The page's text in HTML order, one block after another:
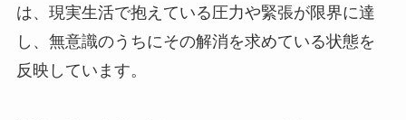
は、現実生活で抱えている圧力や緊張が限界に達
し、無意識のうちにその解消を求めている状態を
反映しています。